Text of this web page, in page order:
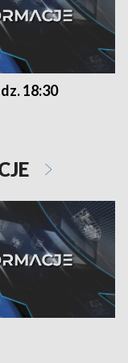
18:30